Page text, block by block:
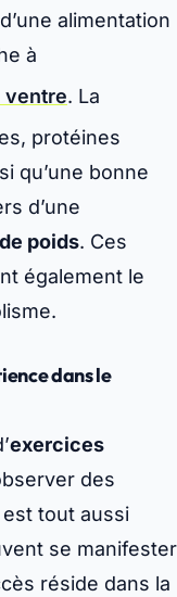
alimentation
à
ventre. La
protéines
qu’une bonne
d’une
poids. Ces
également le
dans le
exercices
des
tout aussi
se manifester
réside dans la